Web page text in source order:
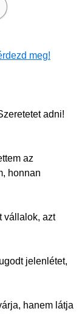
meg!
adni!
az
honnan
vállalok, azt
jelenlétet,
hanem látja